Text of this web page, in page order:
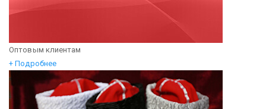
Оптовым клиентам
+ Подробнее